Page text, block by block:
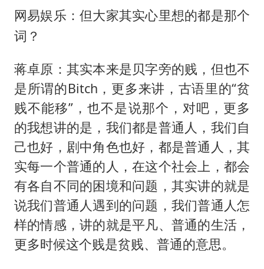
网易娱乐：但大家其实心里想的都是那个
词？
蒋卓原：其实本来是贝字旁的贱，但也不
是所谓的Bitch，更多来讲，古语里的“贫
贱不能移”，也不是说那个，对吧，更多
的我想讲的是，我们都是普通人，我们自
己也好，剧中角色也好，都是普通人，其
实每一个普通的人，在这个社会上，都会
有各自不同的困境和问题，其实讲的就是
说我们普通人遇到的问题，我们普通人怎
样的情感，讲的就是平凡、普通的生活，
更多时候这个贱是贫贱、普通的意思。